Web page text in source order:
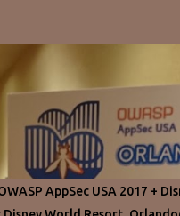
AppSec USA 2017 +